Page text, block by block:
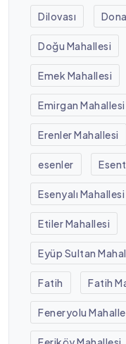
Dilovası
Doğu Mahallesi
Emek Mahallesi
Emirgan Mahallesi
Erenler Mahallesi
esenler
Esenyalı Mahallesi
Etiler Mahallesi
Eyüp Sultan
Fatih Fatih
Feneryolu